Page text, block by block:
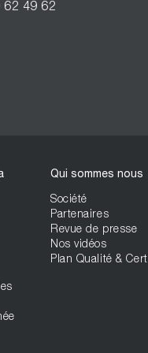
62 49 62
Qui sommes nous
Société
Partenaires
Revue de presse
Nos vidéos
Plan Qualité &